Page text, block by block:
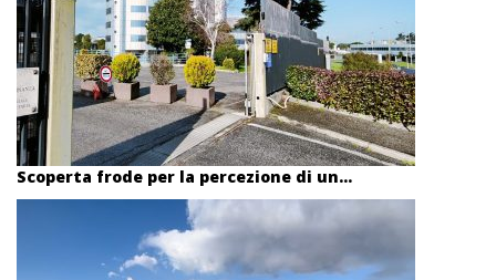
Scoperta frode per la percezione di un...